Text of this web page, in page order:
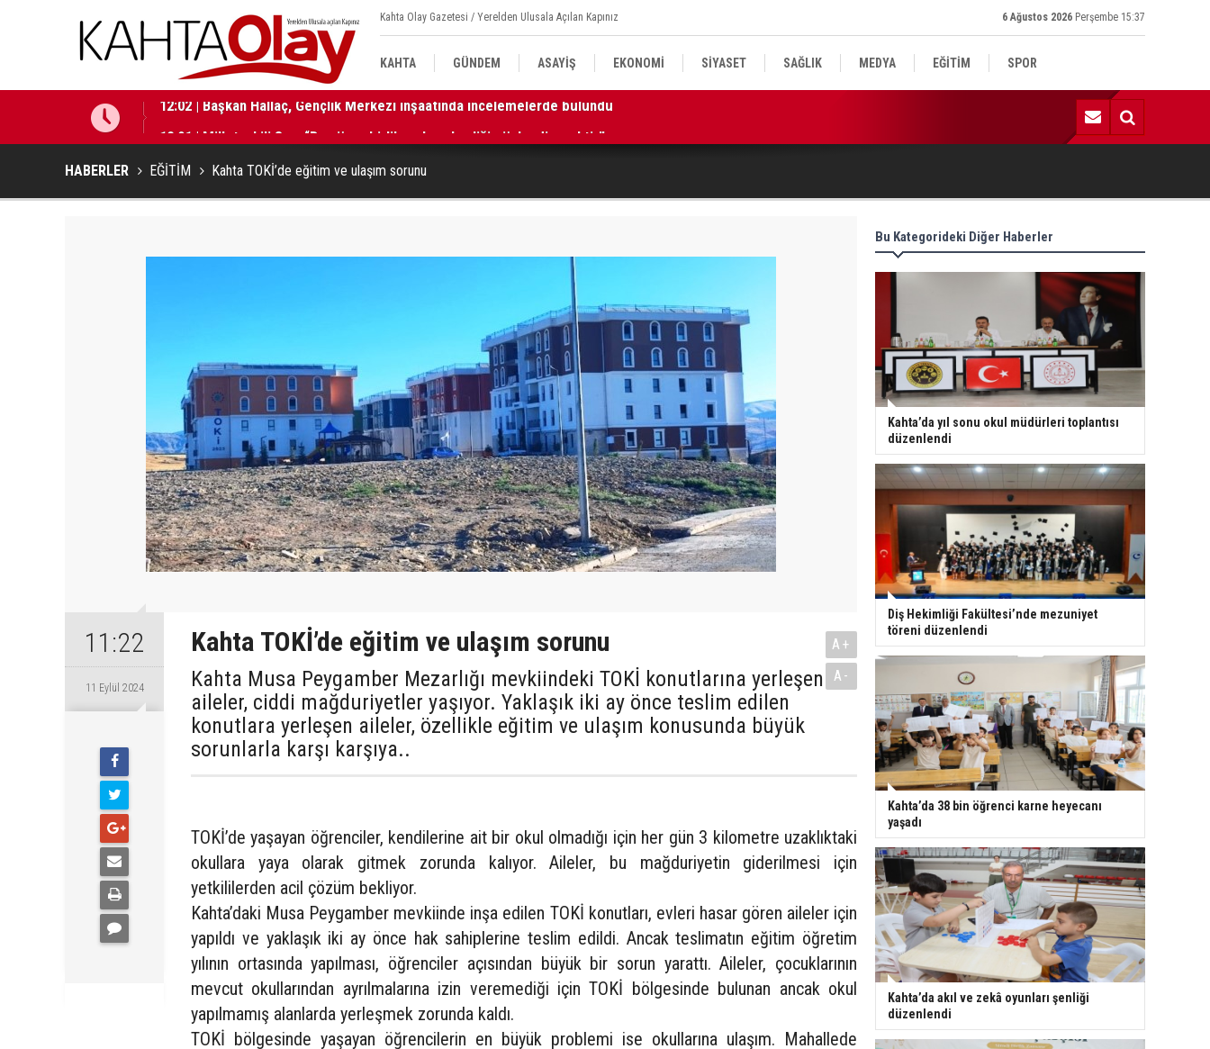
Kahta Olay Gazetesi / Yerelden Ulusala Açılan Kapınız 6 Ağustos 2026 Perşembe 15:37
KAHTA GÜNDEM ASAYİŞ EKONOMİ SİYASET SAĞLIK MEDYA EĞİTİM SPOR
12:01 | Milletvekili Şan: “Bu süreç birlik ve beraberliği güçlendirecektir”
HABERLER EĞİTİM Kahta TOKİ’de eğitim ve ulaşım sorunu
11:22
11 Eylül 2024
Kahta TOKİ’de eğitim ve ulaşım sorunu
Kahta Musa Peygamber Mezarlığı mevkiindeki TOKİ konutlarına yerleşen
aileler, ciddi mağduriyetler yaşıyor. Yaklaşık iki ay önce teslim edilen
konutlara yerleşen aileler, özellikle eğitim ve ulaşım konusunda büyük
sorunlarla karşı karşıya..
A+
A-
TOKİ’de yaşayan öğrenciler, kendilerine ait bir okul olmadığı için her gün 3 kilometre uzaklıktaki
okullara yaya olarak gitmek zorunda kalıyor. Aileler, bu mağduriyetin giderilmesi için
yetkililerden acil çözüm bekliyor.
Kahta’daki Musa Peygamber mevkiinde inşa edilen TOKİ konutları, evleri hasar gören aileler için
yapıldı ve yaklaşık iki ay önce hak sahiplerine teslim edildi. Ancak teslimatın eğitim öğretim
yılının ortasında yapılması, öğrenciler açısından büyük bir sorun yarattı. Aileler, çocuklarının
mevcut okullarından ayrılmalarına izin veremediği için TOKİ bölgesinde bulunan ancak okul
yapılmamış alanlarda yerleşmek zorunda kaldı.
TOKİ bölgesinde yaşayan öğrencilerin en büyük problemi ise okullarına ulaşım. Mahallede
Bu Kategorideki Diğer Haberler
Kahta’da yıl sonu okul müdürleri toplantısı
düzenlendi
Diş Hekimliği Fakültesi’nde mezuniyet
töreni düzenlendi
Kahta’da 38 bin öğrenci karne heyecanı
yaşadı
Kahta’da akıl ve zekâ oyunları şenliği
düzenlendi